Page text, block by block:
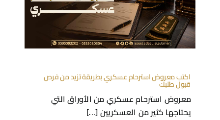
اكتب معروض استرحام عسكري بطريقة تزيد من فرص
قبول طلبك
معروض استرحام عسكري من الأوراق التي
يحتاجها كثير من العسكريين [...]